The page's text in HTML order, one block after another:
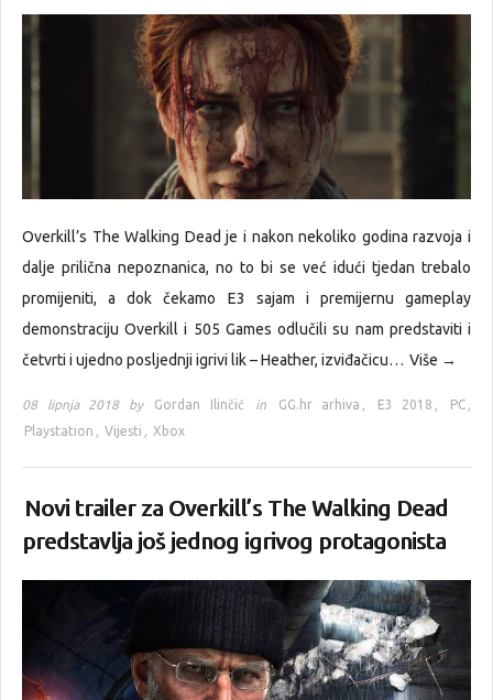
Overkill’s The Walking Dead je i nakon nekoliko godina razvoja i
dalje prilična nepoznanica, no to bi se već idući tjedan trebalo
promijeniti, a dok čekamo E3 sajam i premijernu gameplay
demonstraciju Overkill i 505 Games odlučili su nam predstaviti i
četvrti i ujedno posljednji igrivi lik – Heather, izviđačicu… Više →
08 lipnja 2018 by Gordan Ilinčić in GG.hr arhiva , E3 2018 , PC ,
Playstation , Vijesti , Xbox
Novi trailer za Overkill’s The Walking Dead
predstavlja još jednog igrivog protagonista